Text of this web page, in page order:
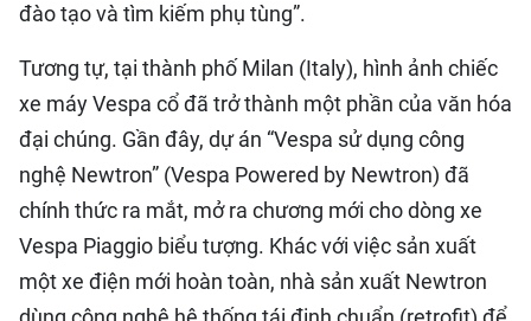
đào tạo và tìm kiếm phụ tùng”.
Tương tự, tại thành phố Milan (Italy), hình ảnh chiếc
xe máy Vespa cổ đã trở thành một phần của văn hóa
đại chúng. Gần đây, dự án “Vespa sử dụng công
nghệ Newtron” (Vespa Powered by Newtron) đã
chính thức ra mắt, mở ra chương mới cho dòng xe
Vespa Piaggio biểu tượng. Khác với việc sản xuất
một xe điện mới hoàn toàn, nhà sản xuất Newtron